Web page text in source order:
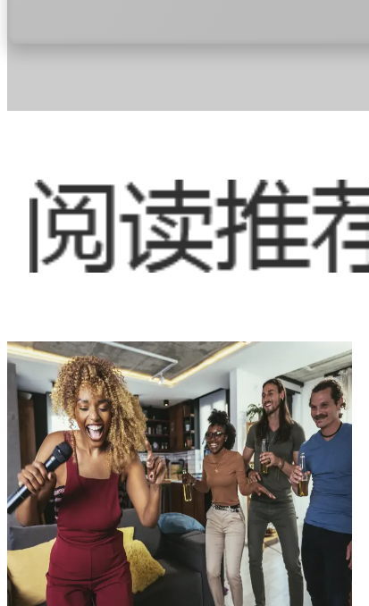
足疗按摩
对健康生活的追
方式。在莒县
铺，它们提供各